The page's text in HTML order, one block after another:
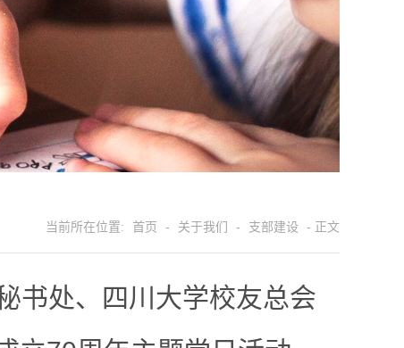
当前所在位置: 首页 - 关于我们 - 支部建设 - 正文
书处、四川大学校友总会